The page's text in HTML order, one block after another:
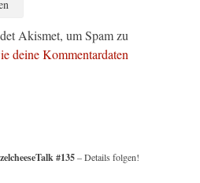
Akismet, um Spam zu
deine Kommentardaten
#135– Details folgen!